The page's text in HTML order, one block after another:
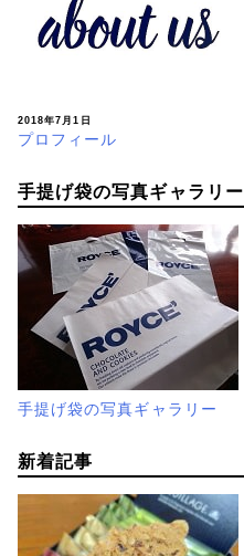
2018年7月1日
プロフィール
手提げ袋の写真ギャラリー
手提げ袋の写真ギャラリー
新着記事